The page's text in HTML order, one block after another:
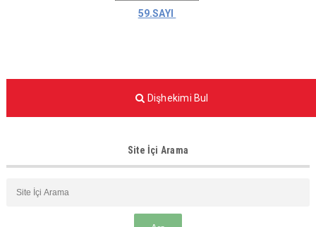
59.SAYI
Dişhekimi Bul
Site İçi Arama